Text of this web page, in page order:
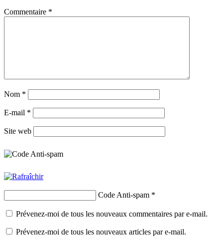
Commentaire *
Nom *
E-mail *
Site web
Code Anti-spam *
Prévenez-moi de tous les nouveaux commentaires par e-mail.
Prévenez-moi de tous les nouveaux articles par e-mail.